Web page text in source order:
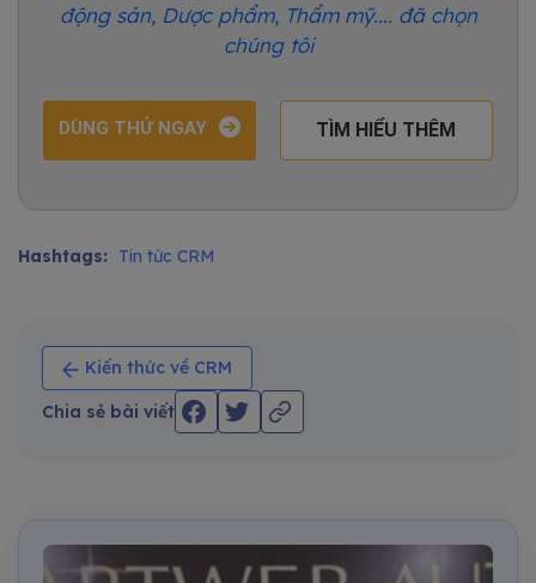
động sản, Dược phẩm, Thẩm mỹ.... đã chọn
chúng tôi
DÙNG THỬ NGAY TÌM HIỂU THÊM
Hashtags: Tin tức CRM
Kiến thức về CRM
Chia sẻ bài viết